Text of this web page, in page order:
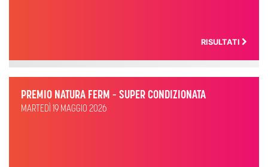
RISULTATI
PREMIO NATURA FERM – SUPER CONDIZIONATA
MARTEDÌ 19 MAGGIO 2026